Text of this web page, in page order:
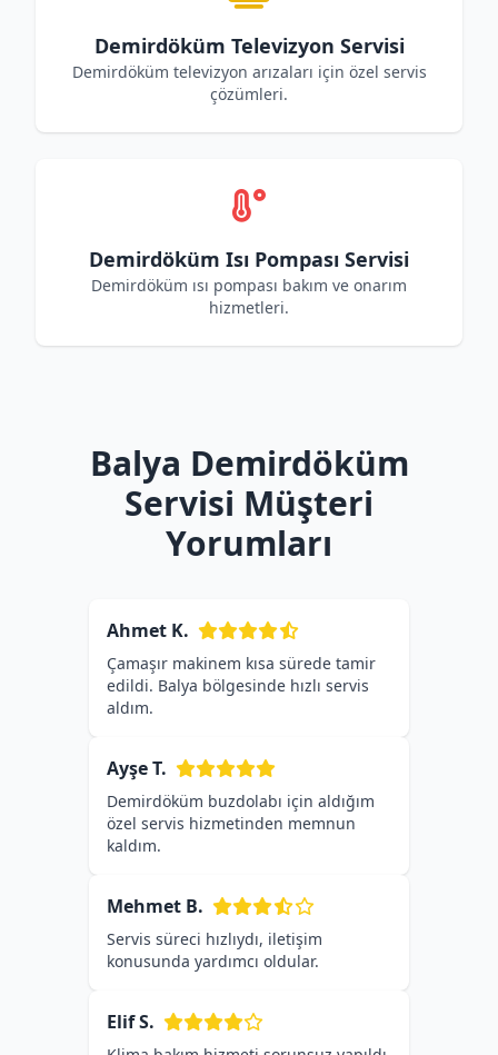
Demirdöküm Televizyon Servisi
Demirdöküm televizyon arızaları için özel servis
çözümleri.
Demirdöküm Isı Pompası Servisi
Demirdöküm ısı pompası bakım ve onarım
hizmetleri.
Balya Demirdöküm
Servisi Müşteri
Yorumları
Ahmet K.
Çamaşır makinem kısa sürede tamir
edildi. Balya bölgesinde hızlı servis
aldım.
Ayşe T.
Demirdöküm buzdolabı için aldığım
özel servis hizmetinden memnun
kaldım.
Mehmet B.
Servis süreci hızlıydı, iletişim
konusunda yardımcı oldular.
Elif S.